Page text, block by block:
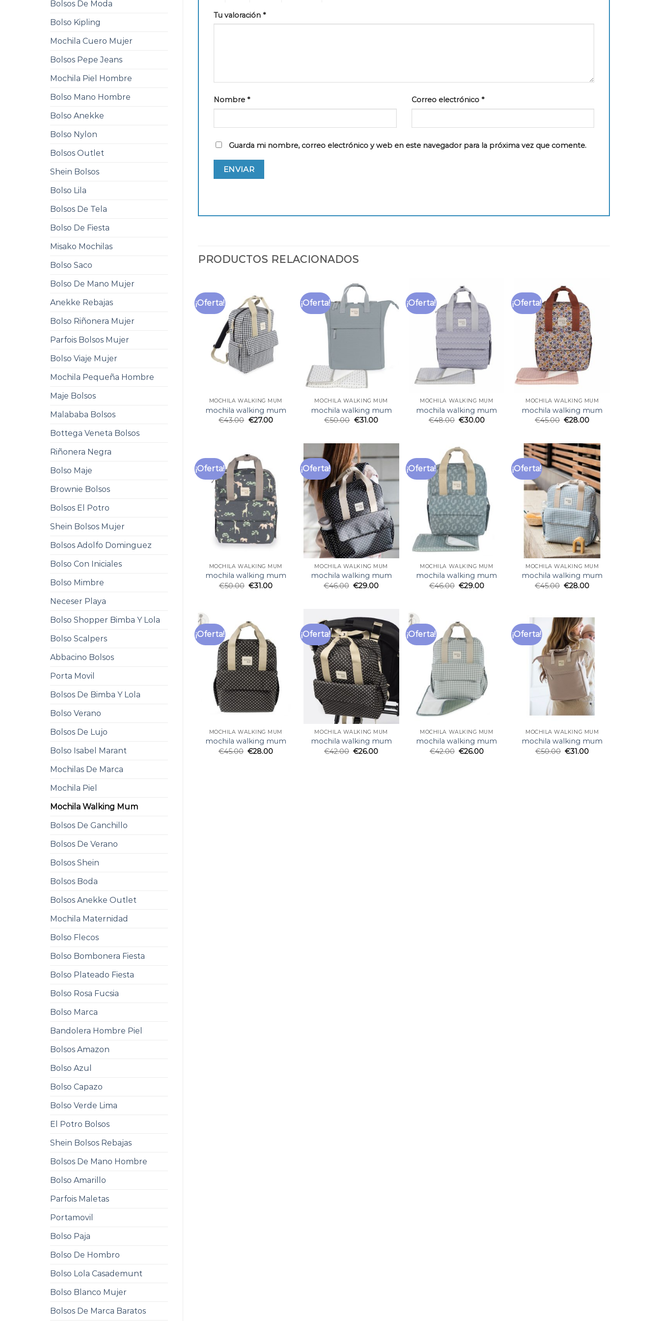
Bolsos De Moda
Bolso Kipling
Mochila Cuero Mujer
Bolsos Pepe Jeans
Mochila Piel Hombre
Bolso Mano Hombre
Bolso Anekke
Bolso Nylon
Bolsos Outlet
Shein Bolsos
Bolso Lila
Bolsos De Tela
Bolso De Fiesta
Misako Mochilas
Bolso Saco
Bolso De Mano Mujer
Anekke Rebajas
Bolso Riñonera Mujer
Parfois Bolsos Mujer
Bolso Viaje Mujer
Mochila Pequeña Hombre
Maje Bolsos
Malababa Bolsos
Bottega Veneta Bolsos
Riñonera Negra
Bolso Maje
Brownie Bolsos
Bolsos El Potro
Shein Bolsos Mujer
Bolsos Adolfo Dominguez
Bolso Con Iniciales
Bolso Mimbre
Neceser Playa
Bolso Shopper Bimba Y Lola
Bolso Scalpers
Abbacino Bolsos
Porta Movil
Bolsos De Bimba Y Lola
Bolso Verano
Bolsos De Lujo
Bolso Isabel Marant
Mochilas De Marca
Mochila Piel
Mochila Walking Mum
Bolsos De Ganchillo
Bolsos De Verano
Bolsos Shein
Bolsos Boda
Bolsos Anekke Outlet
Mochila Maternidad
Bolso Flecos
Bolso Bombonera Fiesta
Bolso Plateado Fiesta
Bolso Rosa Fucsia
Bolso Marca
Bandolera Hombre Piel
Bolsos Amazon
Bolso Azul
Bolso Capazo
Bolso Verde Lima
El Potro Bolsos
Shein Bolsos Rebajas
Bolsos De Mano Hombre
Bolso Amarillo
Parfois Maletas
Portamovil
Bolso Paja
Bolso De Hombro
Bolso Lola Casademunt
Bolso Blanco Mujer
Bolsos De Marca Baratos
Tu valoración *
Nombre * Correo electrónico *
Guarda mi nombre, correo electrónico y web en este navegador para la próxima vez que comente.
PRODUCTOS RELACIONADOS
¡Oferta!
MOCHILA WALKING MUM
mochila walking mum
€43.00 €27.00
¡Oferta!
MOCHILA WALKING MUM
mochila walking mum
€50.00 €31.00
¡Oferta!
MOCHILA WALKING MUM
mochila walking mum
€48.00 €30.00
¡Oferta!
MOCHILA WALKING MUM
mochila walking mum
€45.00 €28.00
¡Oferta!
MOCHILA WALKING MUM
mochila walking mum
€50.00 €31.00
¡Oferta!
MOCHILA WALKING MUM
mochila walking mum
€46.00 €29.00
¡Oferta!
MOCHILA WALKING MUM
mochila walking mum
€46.00 €29.00
¡Oferta!
MOCHILA WALKING MUM
mochila walking mum
€45.00 €28.00
¡Oferta!
MOCHILA WALKING MUM
mochila walking mum
€45.00 €28.00
¡Oferta!
MOCHILA WALKING MUM
mochila walking mum
€42.00 €26.00
¡Oferta!
MOCHILA WALKING MUM
mochila walking mum
€42.00 €26.00
¡Oferta!
MOCHILA WALKING MUM
mochila walking mum
€50.00 €31.00